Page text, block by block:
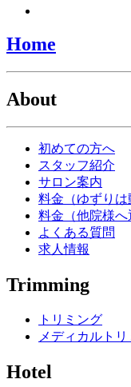
Home
About
初めての方へ
スタッフ紹介
サロン案内
料金（ゆずりは
料金（他院様へ
よくある質問
求人情報
Trimming
トリミング
メディカルト
Hotel